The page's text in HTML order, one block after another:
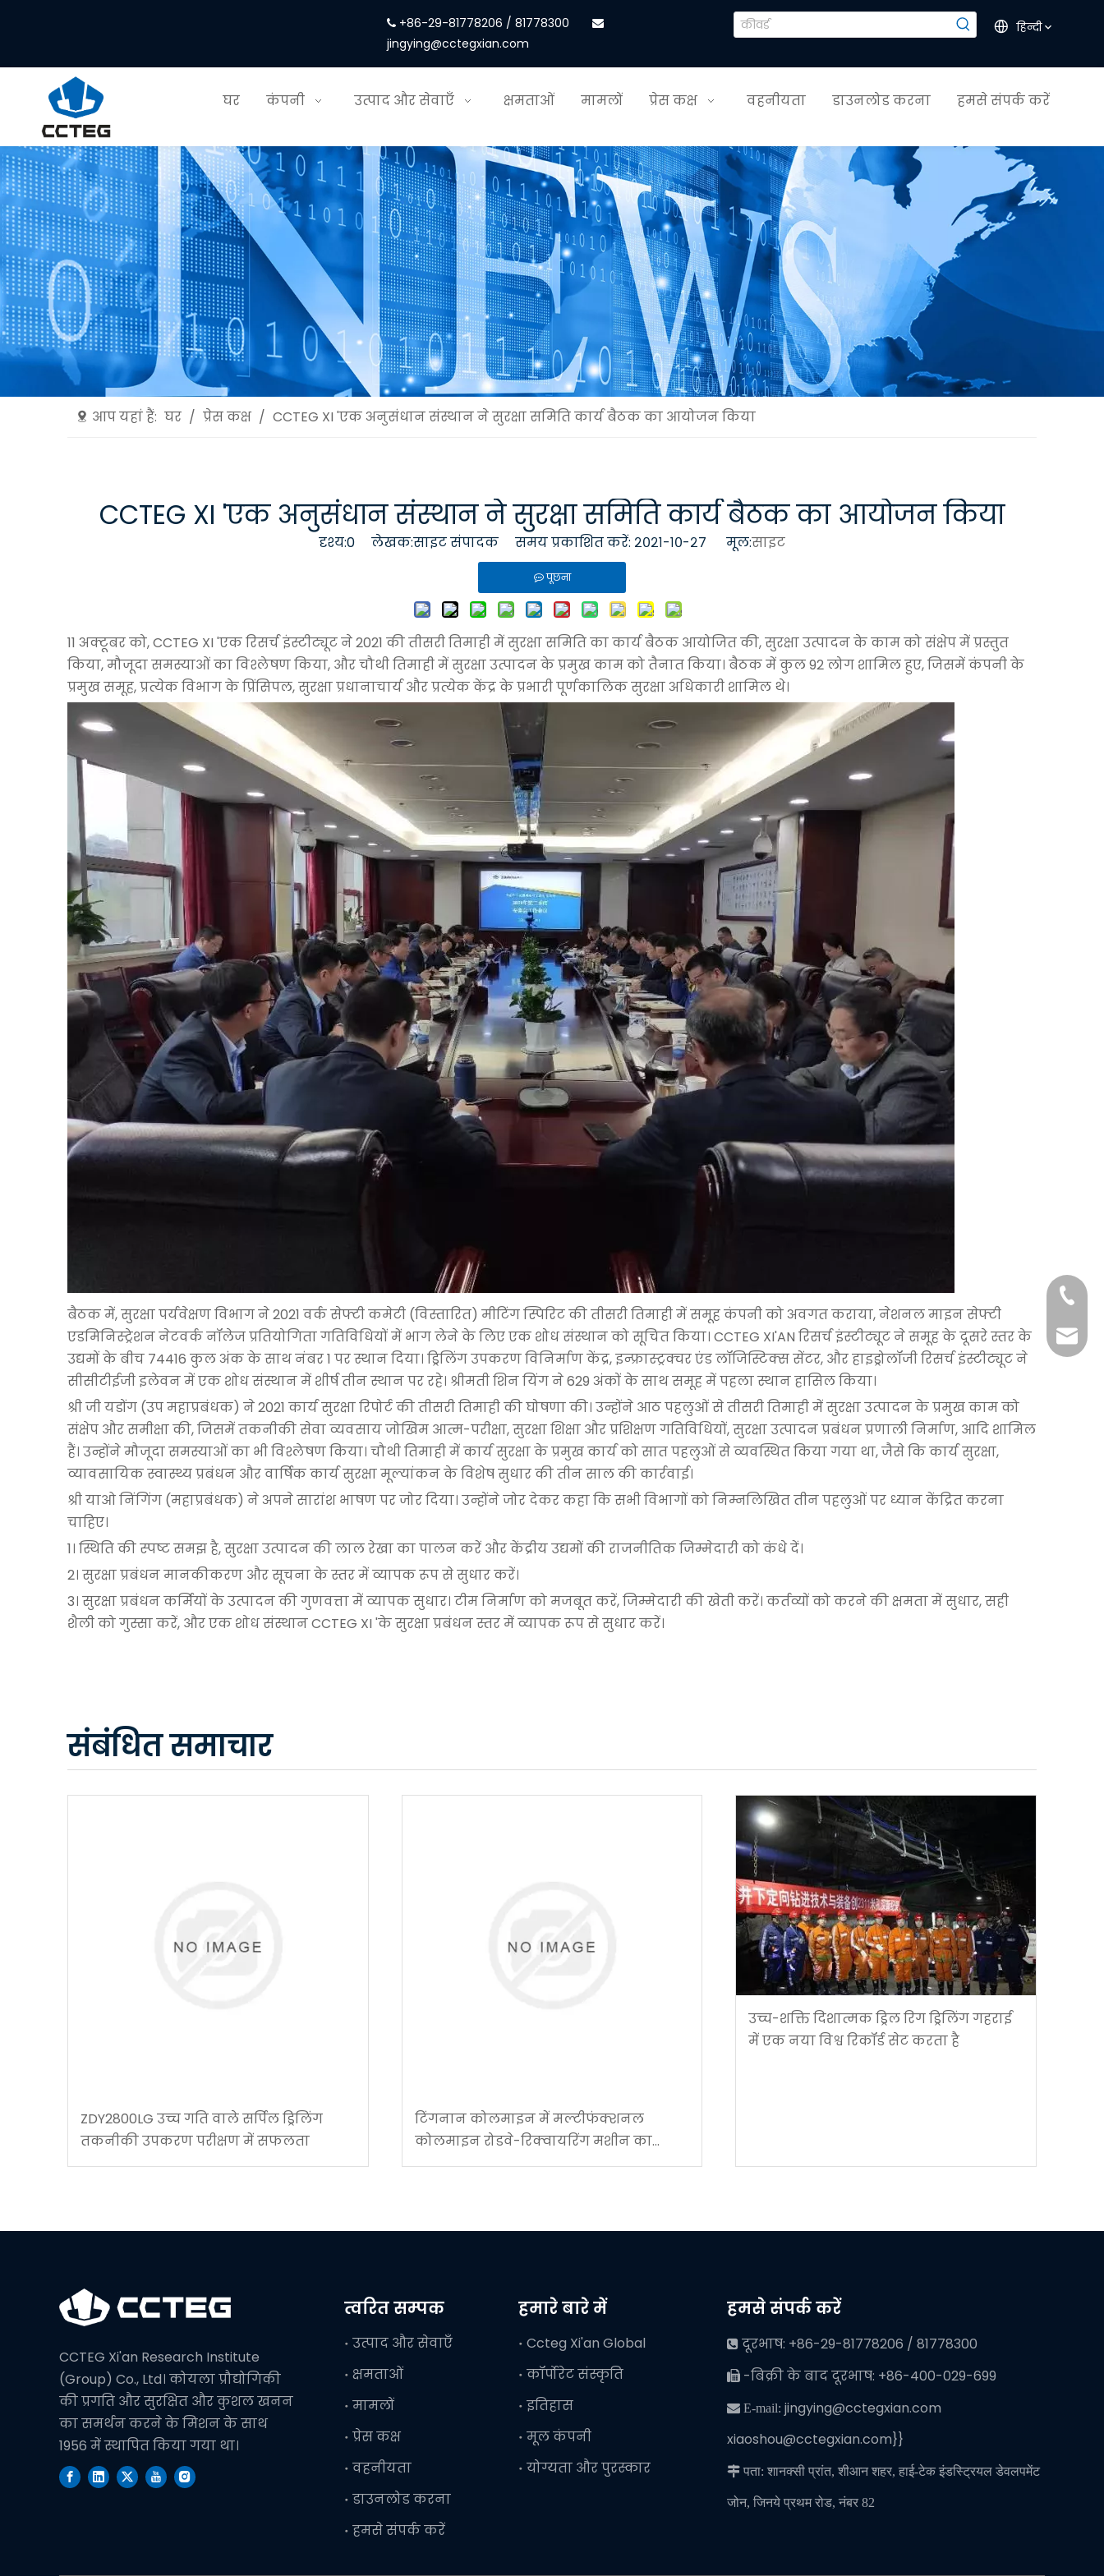
 +86-29-81778206 / 81778300
jingying@cctegxian.com
हिन्दी
घर कंपनी उत्पाद और सेवाएँ क्षमताओं मामलों प्रेस कक्ष वहनीयता डाउनलोड करना हमसे संपर्क करें
आप यहां हैं: घर / प्रेस कक्ष / CCTEG XI 'एक अनुसंधान संस्थान ने सुरक्षा समिति कार्य बैठक का आयोजन किया
CCTEG XI 'एक अनुसंधान संस्थान ने सुरक्षा समिति कार्य बैठक का आयोजन किया
दृश्य:0 लेखक:साइट संपादक समय प्रकाशित करें: २०२१-१०-२७ मूल:साइट
पूछना
11 अक्टूबर को, CCTEG XI 'एक रिसर्च इंस्टीट्यूट ने 2021 की तीसरी तिमाही में सुरक्षा समिति का कार्य बैठक आयोजित की, सुरक्षा उत्पादन के काम को संक्षेप में प्रस्तुत
किया, मौजूदा समस्याओं का विश्लेषण किया, और चौथी तिमाही में सुरक्षा उत्पादन के प्रमुख काम को तैनात किया। बैठक में कुल 92 लोग शामिल हुए, जिसमें कंपनी के
प्रमुख समूह, प्रत्येक विभाग के प्रिंसिपल, सुरक्षा प्रधानाचार्य और प्रत्येक केंद्र के प्रभारी पूर्णकालिक सुरक्षा अधिकारी शामिल थे।
बैठक में, सुरक्षा पर्यवेक्षण विभाग ने 2021 वर्क सेफ्टी कमेटी (विस्तारित) मीटिंग स्पिरिट की तीसरी तिमाही में समूह कंपनी को अवगत कराया, नेशनल माइन सेफ्टी
एडमिनिस्ट्रेशन नेटवर्क नॉलेज प्रतियोगिता गतिविधियों में भाग लेने के लिए एक शोध संस्थान को सूचित किया। CCTEG XI'AN रिसर्च इंस्टीट्यूट ने समूह के दूसरे स्तर के
उद्यमों के बीच 74416 कुल अंक के साथ नंबर 1 पर स्थान दिया। ड्रिलिंग उपकरण विनिर्माण केंद्र, इन्फ्रास्ट्रक्चर एंड लॉजिस्टिक्स सेंटर, और हाइड्रोलॉजी रिसर्च इंस्टीट्यूट ने
सीसीटीईजी इलेवन में एक शोध संस्थान में शीर्ष तीन स्थान पर रहे। श्रीमती शिन यिंग ने 629 अंकों के साथ समूह में पहला स्थान हासिल किया।
श्री जी यडोंग (उप महाप्रबंधक) ने 2021 कार्य सुरक्षा रिपोर्ट की तीसरी तिमाही की घोषणा की। उन्होंने आठ पहलुओं से तीसरी तिमाही में सुरक्षा उत्पादन के प्रमुख काम को
संक्षेप और समीक्षा की, जिसमें तकनीकी सेवा व्यवसाय जोखिम आत्म-परीक्षा, सुरक्षा शिक्षा और प्रशिक्षण गतिविधियों, सुरक्षा उत्पादन प्रबंधन प्रणाली निर्माण, आदि शामिल
हैं। उन्होंने मौजूदा समस्याओं का भी विश्लेषण किया। चौथी तिमाही में कार्य सुरक्षा के प्रमुख कार्य को सात पहलुओं से व्यवस्थित किया गया था, जैसे कि कार्य सुरक्षा,
व्यावसायिक स्वास्थ्य प्रबंधन और वार्षिक कार्य सुरक्षा मूल्यांकन के विशेष सुधार की तीन साल की कार्रवाई।
श्री याओ निंगिंग (महाप्रबंधक) ने अपने सारांश भाषण पर जोर दिया। उन्होंने जोर देकर कहा कि सभी विभागों को निम्नलिखित तीन पहलुओं पर ध्यान केंद्रित करना
चाहिए।
1। स्थिति की स्पष्ट समझ है, सुरक्षा उत्पादन की लाल रेखा का पालन करें और केंद्रीय उद्यमों की राजनीतिक जिम्मेदारी को कंधे दें।
2। सुरक्षा प्रबंधन मानकीकरण और सूचना के स्तर में व्यापक रूप से सुधार करें।
3। सुरक्षा प्रबंधन कर्मियों के उत्पादन की गुणवत्ता में व्यापक सुधार। टीम निर्माण को मजबूत करें, जिम्मेदारी की खेती करें। कर्तव्यों को करने की क्षमता में सुधार, सही
शैली को गुस्सा करें, और एक शोध संस्थान CCTEG XI 'के सुरक्षा प्रबंधन स्तर में व्यापक रूप से सुधार करें।
संबंधित समाचार
ZDY2800LG उच्च गति वाले सर्पिल ड्रिलिंग
तकनीकी उपकरण परीक्षण में सफलता
टिंगनान कोलमाइन में मल्टीफंक्शनल
कोलमाइन रोडवे-रिक्वायरिंग मशीन का
सफल अनुप्रयोग
उच्च-शक्ति दिशात्मक ड्रिल रिग ड्रिलिंग गहराई
में एक नया विश्व रिकॉर्ड सेट करता है
CCTEG Xi'an Research Institute
(Group) Co., Ltd। कोयला प्रौद्योगिकी
की प्रगति और सुरक्षित और कुशल खनन
का समर्थन करने के मिशन के साथ
1956 में स्थापित किया गया था।
त्वरित सम्पक
उत्पाद और सेवाएँ
क्षमताओं
मामलों
प्रेस कक्ष
वहनीयता
डाउनलोड करना
हमसे संपर्क करें
हमारे बारे में
Ccteg Xi'an Global
कॉर्पोरेट संस्कृति
इतिहास
मूल कंपनी
योग्यता और पुरस्कार
+86-
+86-
हमसे संपर्क करें
 दूरभाष: +86-29-81778206 / 81778300
 -बिक्री के बाद दूरभाष: +86-400-029-699
 E-mail:jingying@cctegxian.com
xiaoshou@cctegxian.com}}
 पता: शानक्सी प्रांत, शीआन शहर, हाई-टेक इंडस्ट्रियल डेवलपमेंट
जोन, जिनये प्रथम रोड, नंबर 82